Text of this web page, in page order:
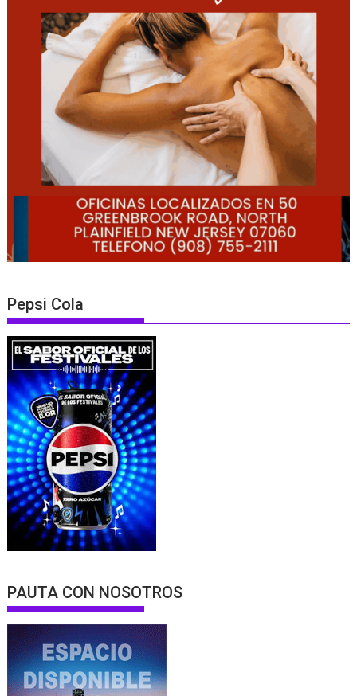
Pepsi Cola
PAUTA CON NOSOTROS